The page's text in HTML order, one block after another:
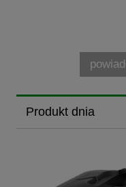
Produkt dnia